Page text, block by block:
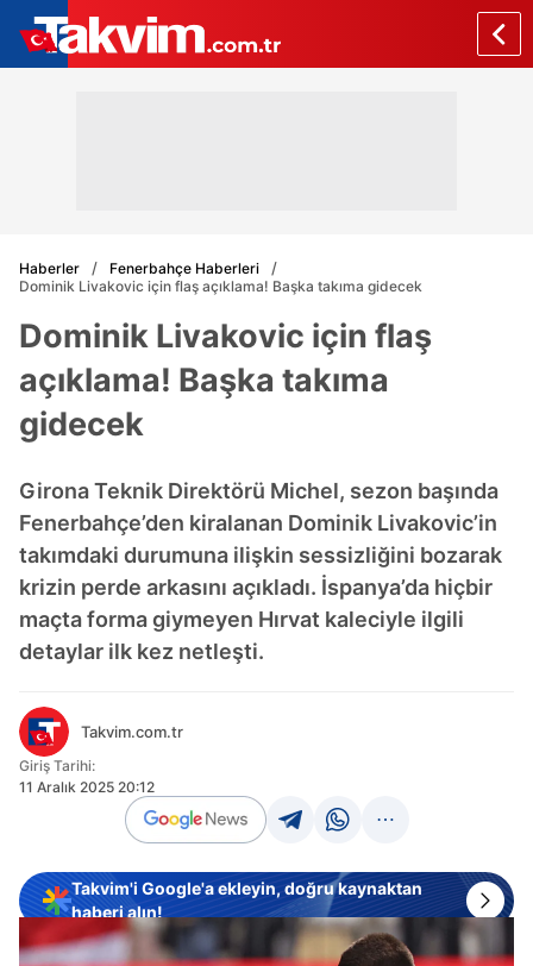
Haberler
Fenerbahçe Haberleri
Dominik Livakovic için flaş açıklama! Başka takıma gidecek
Dominik Livakovic için flaş
açıklama! Başka takıma
gidecek
Girona Teknik Direktörü Michel, sezon başında
Fenerbahçe’den kiralanan Dominik Livakovic’in
takımdaki durumuna ilişkin sessizliğini bozarak
krizin perde arkasını açıkladı. İspanya’da hiçbir
maçta forma giymeyen Hırvat kaleciyle ilgili
detaylar ilk kez netleşti.
Takvim.com.tr
Giriş Tarihi:
11 Aralık 2025 20:12
Takvim'i Google'a ekleyin, doğru kaynaktan
haberi alın!